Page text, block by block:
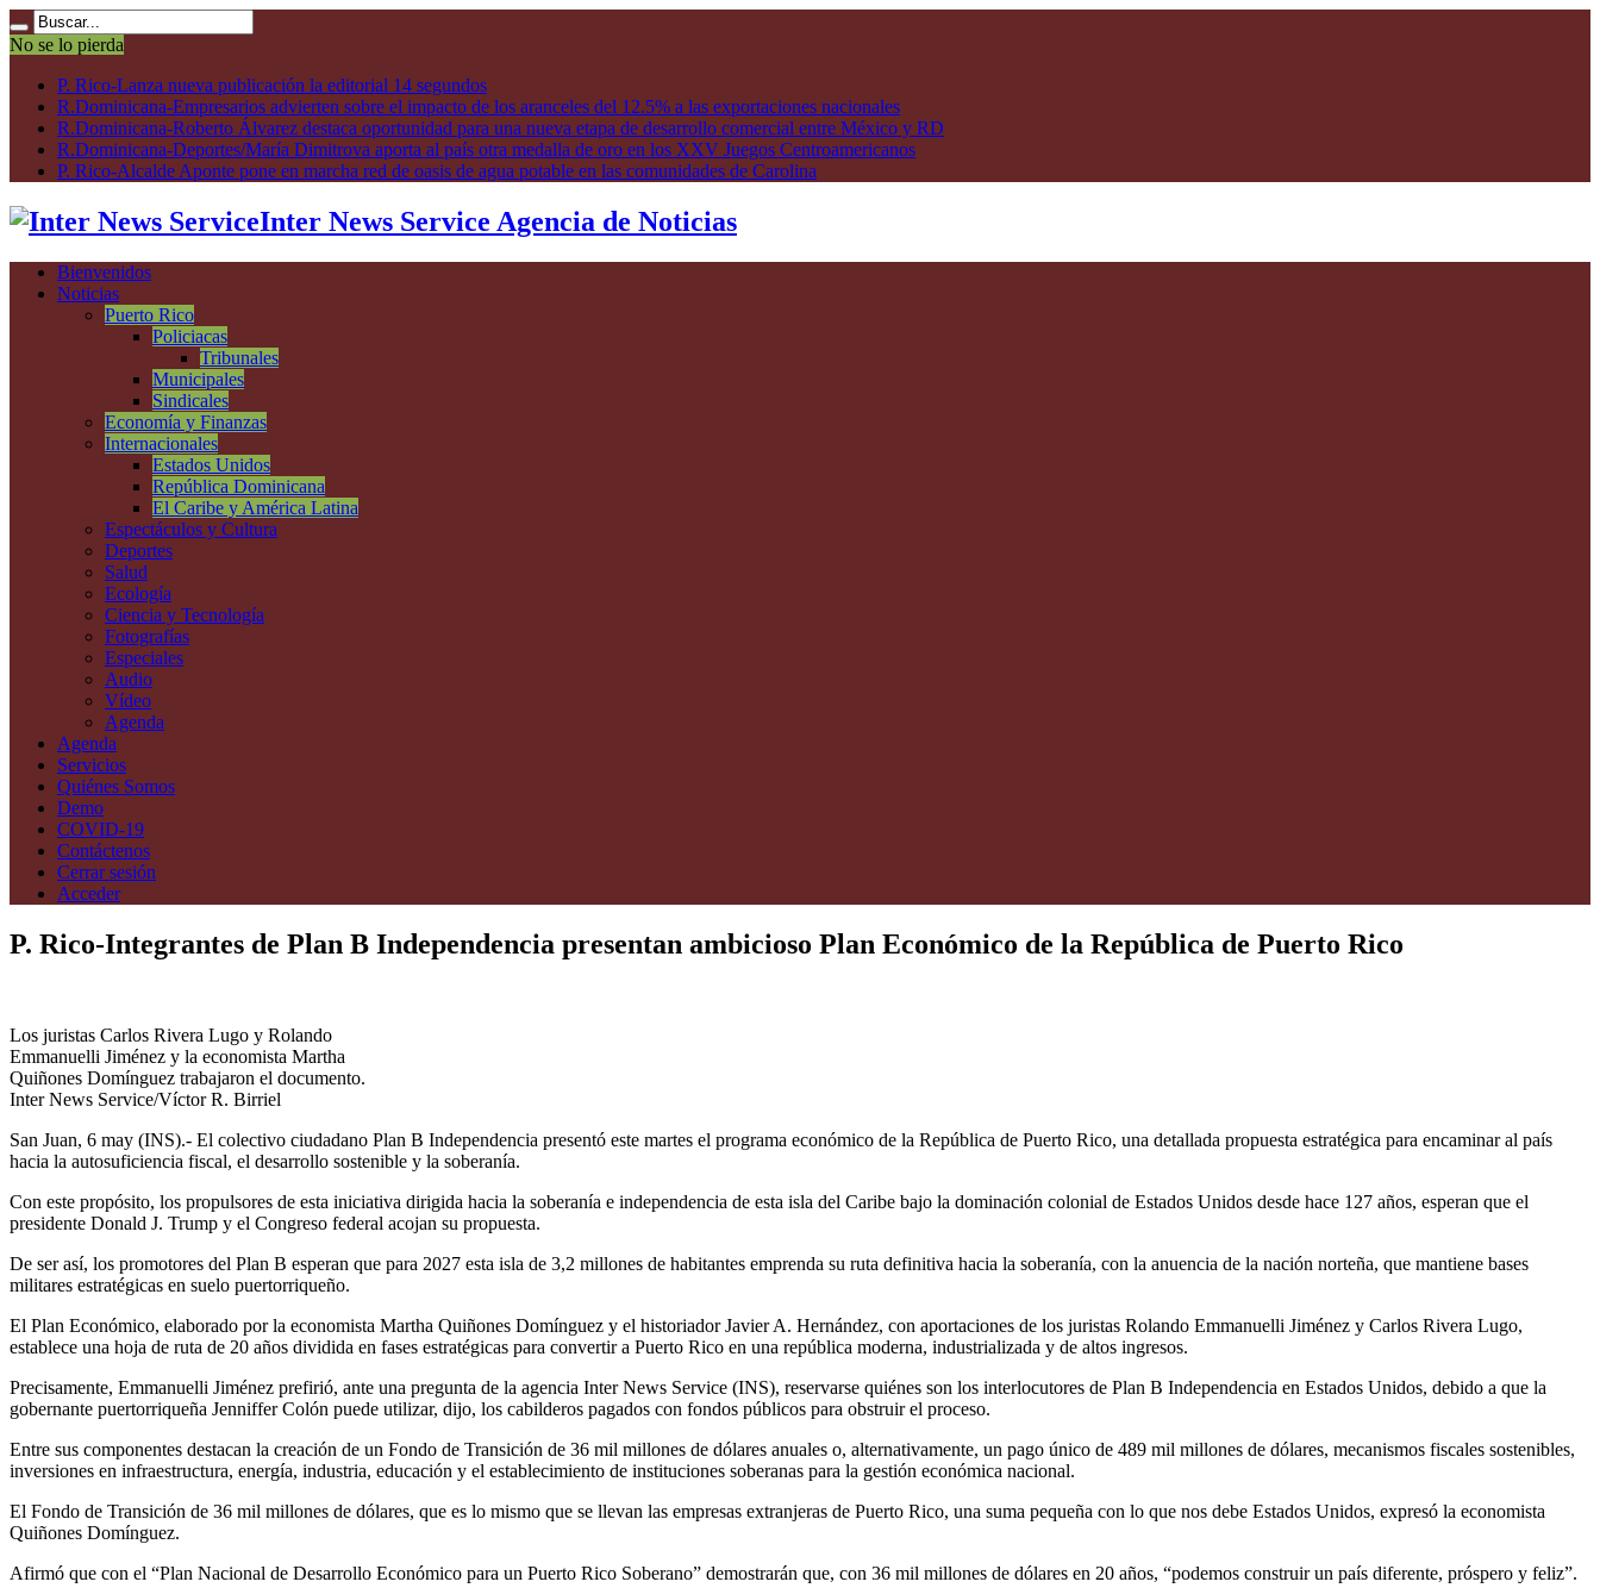
No se lo pierda
P. Rico-Lanza nueva publicación la editorial 14 segundos
R.Dominicana-Empresarios advierten sobre el impacto de los aranceles del 12.5% a las exportaciones nacionales
R.Dominicana-Roberto Álvarez destaca oportunidad para una nueva etapa de desarrollo comercial entre México y RD
R.Dominicana-Deportes/María Dimitrova aporta al país otra medalla de oro en los XXV Juegos Centroamericanos
P. Rico-Alcalde Aponte pone en marcha red de oasis de agua potable en las comunidades de Carolina
Inter News Service Agencia de Noticias
Bienvenidos
Noticias
Puerto Rico
Policiacas
Tribunales
Municipales
Sindicales
Economía y Finanzas
Internacionales
Estados Unidos
República Dominicana
El Caribe y América Latina
Espectáculos y Cultura
Deportes
Salud
Ecología
Ciencia y Tecnología
Fotografías
Especiales
Audio
Vídeo
Agenda
Agenda
Servicios
Quiénes Somos
Demo
COVID-19
Contáctenos
Cerrar sesión
Acceder
P. Rico-Integrantes de Plan B Independencia presentan ambicioso Plan Económico de la República de Puerto Rico
Los juristas Carlos Rivera Lugo y Rolando
Emmanuelli Jiménez y la economista Martha
Quiñones Domínguez trabajaron el documento.
Inter News Service/Víctor R. Birriel
San Juan, 6 may (INS).- El colectivo ciudadano Plan B Independencia presentó este martes el programa económico de la República de Puerto Rico, una detallada propuesta estratégica para encaminar al país
hacia la autosuficiencia fiscal, el desarrollo sostenible y la soberanía.
Con este propósito, los propulsores de esta iniciativa dirigida hacia la soberanía e independencia de esta isla del Caribe bajo la dominación colonial de Estados Unidos desde hace 127 años, esperan que el
presidente Donald J. Trump y el Congreso federal acojan su propuesta.
De ser así, los promotores del Plan B esperan que para 2027 esta isla de 3,2 millones de habitantes emprenda su ruta definitiva hacia la soberanía, con la anuencia de la nación norteña, que mantiene bases
militares estratégicas en suelo puertorriqueño.
El Plan Económico, elaborado por la economista Martha Quiñones Domínguez y el historiador Javier A. Hernández, con aportaciones de los juristas Rolando Emmanuelli Jiménez y Carlos Rivera Lugo,
establece una hoja de ruta de 20 años dividida en fases estratégicas para convertir a Puerto Rico en una república moderna, industrializada y de altos ingresos.
Precisamente, Emmanuelli Jiménez prefirió, ante una pregunta de la agencia Inter News Service (INS), reservarse quiénes son los interlocutores de Plan B Independencia en Estados Unidos, debido a que la
gobernante puertorriqueña Jenniffer Colón puede utilizar, dijo, los cabilderos pagados con fondos públicos para obstruir el proceso.
Entre sus componentes destacan la creación de un Fondo de Transición de 36 mil millones de dólares anuales o, alternativamente, un pago único de 489 mil millones de dólares, mecanismos fiscales sostenibles,
inversiones en infraestructura, energía, industria, educación y el establecimiento de instituciones soberanas para la gestión económica nacional.
El Fondo de Transición de 36 mil millones de dólares, que es lo mismo que se llevan las empresas extranjeras de Puerto Rico, una suma pequeña con lo que nos debe Estados Unidos, expresó la economista
Quiñones Domínguez.
Afirmó que con el “Plan Nacional de Desarrollo Económico para un Puerto Rico Soberano” demostrarán que, con 36 mil millones de dólares en 20 años, “podemos construir un país diferente, próspero y feliz”.